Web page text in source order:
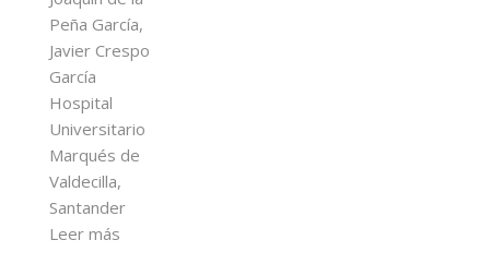
Peña García,
Javier Crespo
García
Hospital
Universitario
Marqués de
Valdecilla,
Santander
Leer más